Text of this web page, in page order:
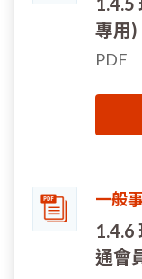
專用)
PDF
一般
1.4.6
通會